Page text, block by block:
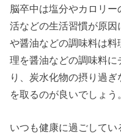
脳卒中は塩分やカロリ
活などの生活習慣が原因
や醤油などの調味料は
理を醤油などの調味料
り、炭水化物の摂り過
を取るのが良いでしょう
いつも健康に過ごして